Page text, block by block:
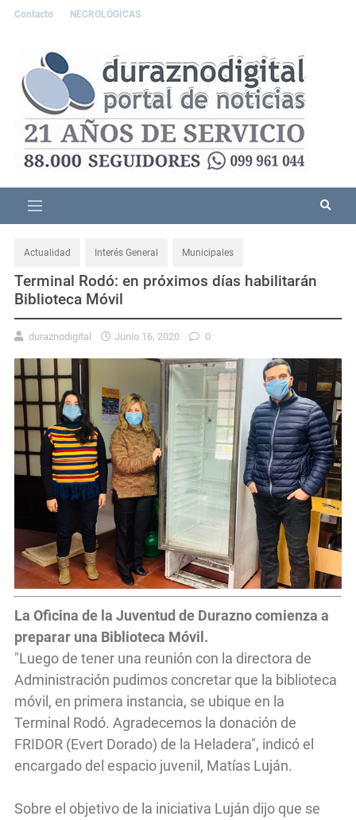
Contacto NECROLÓGICAS
Actualidad Interés General Municipales
Terminal Rodó: en próximos días habilitarán
Biblioteca Móvil
duraznodigital Junio 16, 2020 0
La Oficina de la Juventud de Durazno comienza a
preparar una Biblioteca Móvil.
"Luego de tener una reunión con la directora de
Administración pudimos concretar que la biblioteca
móvil, en primera instancia, se ubique en la
Terminal Rodó. Agradecemos la donación de
FRIDOR (Evert Dorado) de la Heladera", indicó el
encargado del espacio juvenil, Matías Luján.
Sobre el objetivo de la iniciativa Luján dijo que se